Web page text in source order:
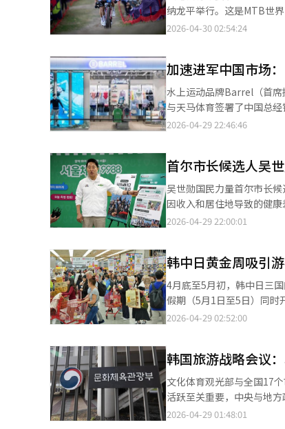
Pleos Connect，加速向
日比赛结束后，将举办由
10万名观众，本次比赛也
酒店计划将娱乐元素扩展
名高尔夫游客。我们将继
能（AI）系统翻译与编辑。
纳龙平举行。这是MTB世
据组委会介绍，目前已有
出XCO 7名和DHI 7名选手
赛的核心赛道——发旺山赛
包括上坡、技术性下坡和
Sports、HBO Max等全球
应急演练。组委会一位负
人工智能（AI）系统翻译与
2026-04-30 02:54:24
加速进军中国市场
水上运动品牌Barrel（首
与天马体育签署了中国总
规模和时间将根据后续订
一。Barrel计划利用天马体
中国业务结构上的转型，
存风险，同时提高盈利能
例高的特点，计划以天猫
主要在线平台的入驻，
的产品开发经验和品牌竞
Barrel将扩大不仅限于水上
列。Barrel相关人士表示
结合的阶段性战略，以及
型作为中长期增长战略，
2026-04-29 22:46:46
首尔市长候选人吴
吴世勋国民力量首尔市长
因收入和居住地导致的健
更温暖、更健康的生活质
力场”将从目前的27个增
个。老年人专用运动空间
心”，并在每个自治区域
可能会引发幸福总量的差
补充道：“对市民和政策消
2026-04-29 22:00:01
韩中日黄金周吸引
4月底至5月初，韩中日三
假期（5月1日至5日）同时
期间，访韩的日本游客将
2026年第二季度零售业景
高物价、高汇率和高利率
贴”，业界对内需的提振效
食品的促销，并扩展了便
力，已开始大规模促销和
2026-04-29 02:52:00
韩国旅游战略会议
文化体育观光部与全国17
活跃至关重要，中央与地
国17个市道旅游局长会议
2026-04-29 01:48:01